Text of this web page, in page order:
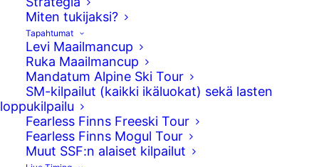
Miten tukijaksi?
Tapahtumat
Levi Maailmancup
Ruka Maailmancup
Mandatum Alpine Ski Tour
SM-kilpailut (kaikki ikäluokat) sekä lasten
loppukilpailu
Fearless Finns Freeski Tour
Fearless Finns Mogul Tour
Muut SSF:n alaiset kilpailut
Ski Sport Finland on nimennyt alppihiihdon
maajoukkueet ja valmentajat kaudelle
2026–2027.
Lajiliiton alppihiihdon huippu-urheiluinvestoinnit
tulevalle MM-arvokisakaudelle ovat yhteensä noin
1,5 miljoonaa euroa, kertoo Ski Sport Finlandin
toimitusjohtaja Janne Leskinen.
”Panostamme erityisesti maajoukkueurheilijoiden